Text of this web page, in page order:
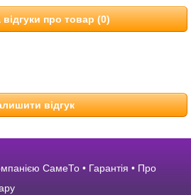
відгуки про товар (0)
відгук
СамеТо • Гарантія • Про